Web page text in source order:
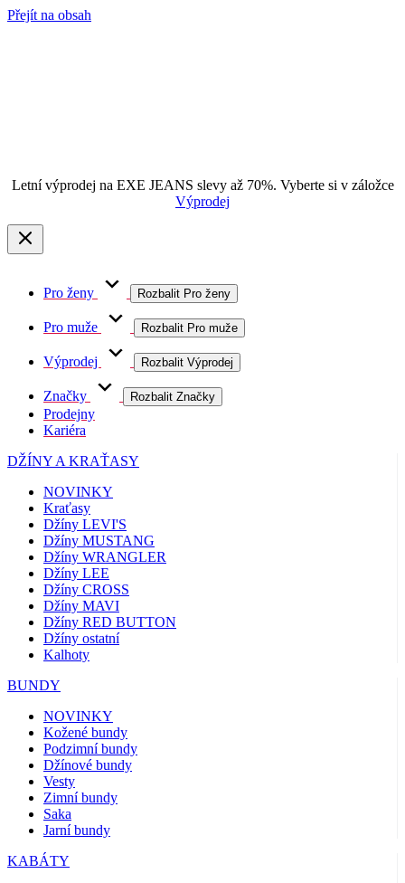
Přejít na obsah
Letní výprodej na EXE JEANS slevy až 70%. Vyberte si v záložce
Výprodej
Pro ženy Rozbalit Pro ženy
Pro muže Rozbalit Pro muže
Výprodej Rozbalit Výprodej
Značky Rozbalit Značky
Prodejny
Kariéra
DŽÍNY A KRAŤASY
NOVINKY
Kraťasy
Džíny LEVI'S
Džíny MUSTANG
Džíny WRANGLER
Džíny LEE
Džíny CROSS
Džíny MAVI
Džíny RED BUTTON
Džíny ostatní
Kalhoty
BUNDY
NOVINKY
Kožené bundy
Podzimní bundy
Džínové bundy
Vesty
Zimní bundy
Saka
Jarní bundy
KABÁTY